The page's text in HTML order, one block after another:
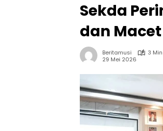
Sekda
dan Macet
Beritamusi
3
29 Mei 2026